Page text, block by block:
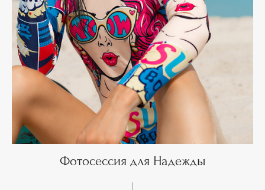
Фотосессия для Надежды